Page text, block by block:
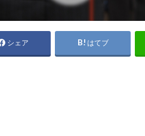
シェア はてブ